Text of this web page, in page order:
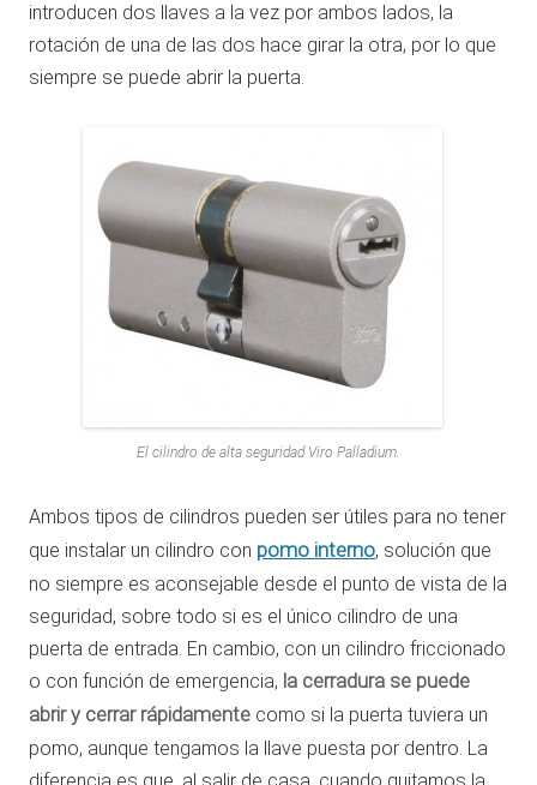
introducen dos llaves a la vez por ambos lados, la
rotación de una de las dos hace girar la otra, por lo que
siempre se puede abrir la puerta.
El cilindro de alta seguridad Viro Palladium.
Ambos tipos de cilindros pueden ser útiles para no tener
que instalar un cilindro con pomo interno, solución que
no siempre es aconsejable desde el punto de vista de la
seguridad, sobre todo si es el único cilindro de una
puerta de entrada. En cambio, con un cilindro friccionado
o con función de emergencia, la cerradura se puede
abrir y cerrar rápidamente como si la puerta tuviera un
pomo, aunque tengamos la llave puesta por dentro. La